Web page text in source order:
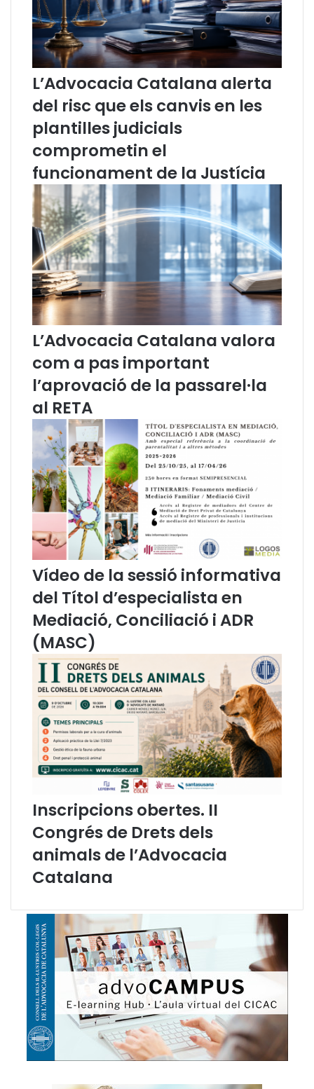
S
C
d
e
l
p
a
p
e
r
e
l
’
a
d
v
o
c
a
c
i
a
e
n
l
a
t
r
a
n
s
f
o
m
a
c
ó
d
e
l
m
o
d
e
l
d
e
j
u
í
c
a
o
v
a
e
a
p
a
p
e
i
n
i
i
c
a
r
l
s
e
r
a
m
b
u
n
i
n
c
r
m
e
n
e
1
%
e
n
t
o
t
e
l
m
s
L’Advocacia Catalana alerta
del risc que els canvis en les
plantilles judicials
comprometin el
funcionament de la Justícia
L’Advocacia Catalana valora
com a pas important
l’aprovació de la passarel·la
al RETA
Vídeo de la sessió informativa
del Títol d’especialista en
Mediació, Conciliació i ADR
(MASC)
Inscripcions obertes. II
Congrés de Drets dels
animals de l’Advocacia
Catalana